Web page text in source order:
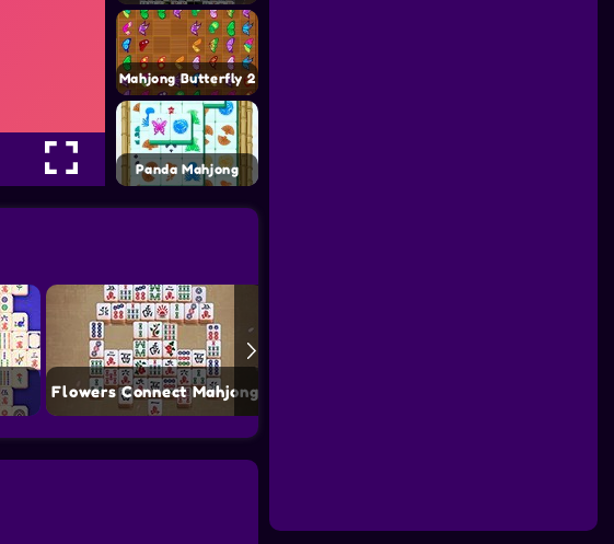
Mahjong Butterfly 2
Panda Mahjong
Flowers Connect Mahjong